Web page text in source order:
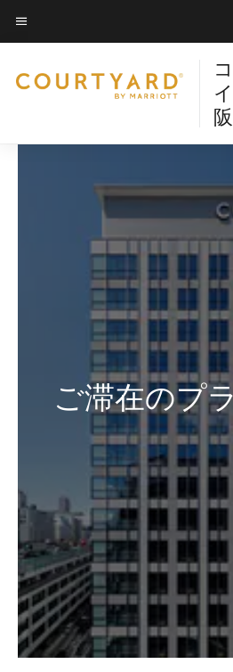
content
Skip
to
content
メニューのテキスト
ご滞在のプ